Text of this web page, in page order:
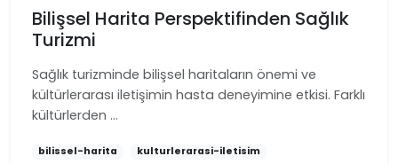
Bilişsel Harita Perspektifinden Sağlık
Turizmi
Sağlık turizminde bilişsel haritaların önemi ve
kültürlerarası iletişimin hasta deneyimine etkisi. Farklı
kültürlerden …
bilissel-harita
kulturlerarasi-iletisim